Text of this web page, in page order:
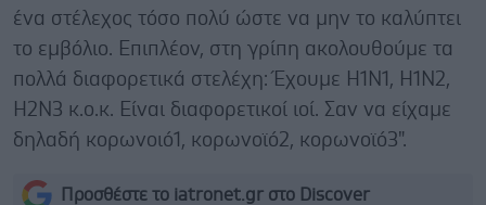
ένα στέλεχος τόσο πολύ ώστε να μην το καλύπτει
το εμβόλιο. Επιπλέον, στη γρίπη ακολουθούμε τα
πολλά διαφορετικά στελέχη: Έχουμε Η1Ν1, Η1Ν2,
Η2Ν3 κ.ο.κ. Είναι διαφορετικοί ιοί. Σαν να είχαμε
δηλαδή κορωνοιό1, κορωνοϊό2, κορωνοϊό3".
Προσθέστε το iatronet.gr στο Discover